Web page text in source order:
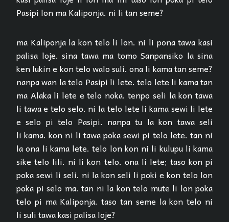
Pasipi lon ma Kaliponja. ni li tan seme?
ma Kaliponja la kon telo li lon. ni li pona tawa kasi
palisa loje. sina tawa ma tomo Sanpansiko la sina
ken lukin e kon telo walo suli. ona li kama tan seme?
nanpa wan la telo Pasipi li lete. telo lete li kama tan
ma Alaka li lete e telo noka. tenpo seli la kon tawa
li tawa e telo selo. ni la telo lete li kama sewi li lete
e selo pi telo Pasipi. nanpa tu la kon tawa seli
li kama. kon ni li tawa poka sewi pi telo lete. tan ni
la ona li kama lete. telo lon kon ni li kulupu li kama
sike telo lili. ni li kon telo. ona li lete; taso kon pi
poka sewi li seli. ni la kon seli li poki e kon telo lon
poka pi selo ma. tan ni la kon telo mute li lon poka
telo pi ma Kaliponja. taso tan seme la kon telo ni
li suli tawa kasi palisa loje?